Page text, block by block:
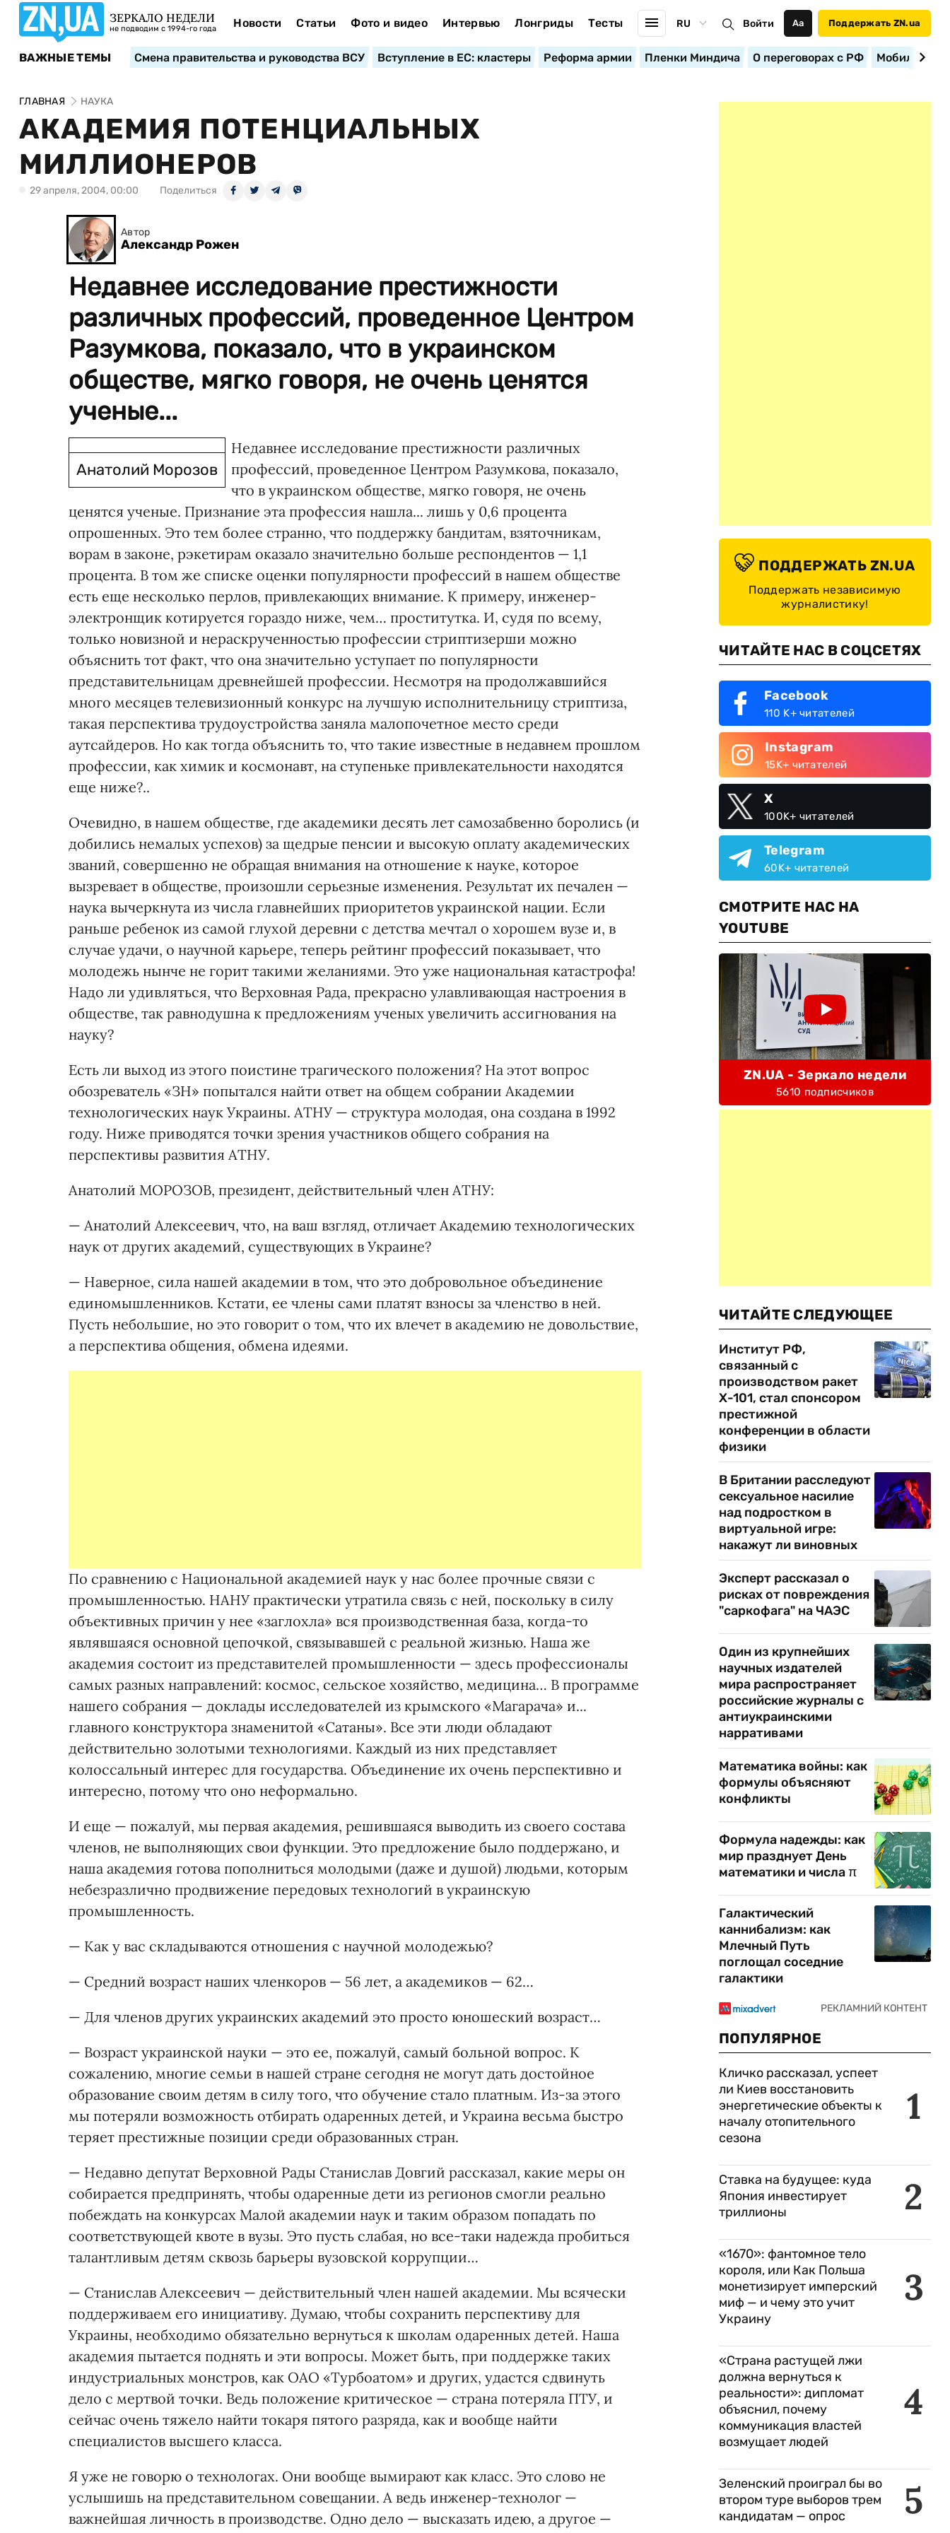
ЗЕРКАЛО НЕДЕЛИ
не подводим с 1994-го года Новости Статьи Фото и видео Интервью Лонгриды Тесты RU Войти Аа Поддержать ZN.ua
ВАЖНЫЕ ТЕМЫ Смена правительства и руководства ВСУ Вступление в ЕС: кластеры Реформа армии Пленки Миндича О переговорах с РФ
ГЛАВНАЯ НАУКА
АКАДЕМИЯ ПОТЕНЦИАЛЬНЫХ
МИЛЛИОНЕРОВ
29 апреля, 2004, 00:00 Поделиться
Автор
Александр Рожен
Недавнее исследование престижности
различных профессий, проведенное Центром
Разумкова, показало, что в украинском
обществе, мягко говоря, не очень ценятся
ученые...
Анатолий Морозов
Недавнее исследование престижности различных
профессий, проведенное Центром Разумкова, показало,
что в украинском обществе, мягко говоря, не очень
ценятся ученые. Признание эта профессия нашла... лишь у 0,6 процента
опрошенных. Это тем более странно, что поддержку бандитам, взяточникам,
ворам в законе, рэкетирам оказало значительно больше респондентов — 1,1
процента. В том же списке оценки популярности профессий в нашем обществе
есть еще несколько перлов, привлекающих внимание. К примеру, инженер-
электронщик котируется гораздо ниже, чем… проститутка. И, судя по всему,
только новизной и нераскрученностью профессии стриптизерши можно
объяснить тот факт, что она значительно уступает по популярности
представительницам древнейшей профессии. Несмотря на продолжавшийся
много месяцев телевизионный конкурс на лучшую исполнительницу стриптиза,
такая перспектива трудоустройства заняла малопочетное место среди
аутсайдеров. Но как тогда объяснить то, что такие известные в недавнем прошлом
профессии, как химик и космонавт, на ступеньке привлекательности находятся
еще ниже?..
Очевидно, в нашем обществе, где академики десять лет самозабвенно боролись (и
добились немалых успехов) за щедрые пенсии и высокую оплату академических
званий, совершенно не обращая внимания на отношение к науке, которое
вызревает в обществе, произошли серьезные изменения. Результат их печален —
наука вычеркнута из числа главнейших приоритетов украинской нации. Если
раньше ребенок из самой глухой деревни с детства мечтал о хорошем вузе и, в
случае удачи, о научной карьере, теперь рейтинг профессий показывает, что
молодежь нынче не горит такими желаниями. Это уже национальная катастрофа!
Надо ли удивляться, что Верховная Рада, прекрасно улавливающая настроения в
обществе, так равнодушна к предложениям ученых увеличить ассигнования на
науку?
Есть ли выход из этого поистине трагического положения? На этот вопрос
обозреватель «ЗН» попытался найти ответ на общем собрании Академии
технологических наук Украины. АТНУ — структура молодая, она создана в 1992
году. Ниже приводятся точки зрения участников общего собрания на
перспективы развития АТНУ.
Анатолий МОРОЗОВ, президент, действительный член АТНУ:
— Анатолий Алексеевич, что, на ваш взгляд, отличает Академию технологических
наук от других академий, существующих в Украине?
— Наверное, сила нашей академии в том, что это добровольное объединение
единомышленников. Кстати, ее члены сами платят взносы за членство в ней.
Пусть небольшие, но это говорит о том, что их влечет в академию не довольствие,
а перспектива общения, обмена идеями.
По сравнению с Национальной академией наук у нас более прочные связи с
промышленностью. НАНУ практически утратила связь с ней, поскольку в силу
объективных причин у нее «заглохла» вся производственная база, когда-то
являвшаяся основной цепочкой, связывавшей с реальной жизнью. Наша же
академия состоит из представителей промышленности — здесь профессионалы
самых разных направлений: космос, сельское хозяйство, медицина… В программе
нашего собрания — доклады исследователей из крымского «Магарача» и...
главного конструктора знаменитой «Сатаны». Все эти люди обладают
действительно золотыми технологиями. Каждый из них представляет
колоссальный интерес для государства. Объединение их очень перспективно и
интересно, потому что оно неформально.
И еще — пожалуй, мы первая академия, решившаяся выводить из своего состава
членов, не выполняющих свои функции. Это предложение было поддержано, и
наша академия готова пополниться молодыми (даже и душой) людьми, которым
небезразлично продвижение передовых технологий в украинскую
промышленность.
— Как у вас складываются отношения с научной молодежью?
— Средний возраст наших членкоров — 56 лет, а академиков — 62…
— Для членов других украинских академий это просто юношеский возраст…
— Возраст украинской науки — это ее, пожалуй, самый больной вопрос. К
сожалению, многие семьи в нашей стране сегодня не могут дать достойное
образование своим детям в силу того, что обучение стало платным. Из-за этого
мы потеряли возможность отбирать одаренных детей, и Украина весьма быстро
теряет престижные позиции среди образованных стран.
— Недавно депутат Верховной Рады Станислав Довгий рассказал, какие меры он
собирается предпринять, чтобы одаренные дети из регионов смогли реально
побеждать на конкурсах Малой академии наук и таким образом попадать по
соответствующей квоте в вузы. Это пусть слабая, но все-таки надежда пробиться
талантливым детям сквозь барьеры вузовской коррупции…
— Станислав Алексеевич — действительный член нашей академии. Мы всячески
поддерживаем его инициативу. Думаю, чтобы сохранить перспективу для
Украины, необходимо обязательно вернуться к школам одаренных детей. Наша
академия пытается поднять и эти вопросы. Может быть, при поддержке таких
индустриальных монстров, как ОАО «Турбоатом» и других, удастся сдвинуть
дело с мертвой точки. Ведь положение критическое — страна потеряла ПТУ, и
сейчас очень тяжело найти токаря пятого разряда, как и вообще найти
специалистов высшего класса.
Я уже не говорю о технологах. Они вообще вымирают как класс. Это слово не
услышишь на представительном совещании. А ведь инженер-технолог —
важнейшая личность в производстве. Одно дело — высказать идею, а другое —
ПОДДЕРЖАТЬ ZN.UA
Поддержать независимую
журналистику!
ЧИТАЙТЕ НАС В СОЦСЕТЯХ
Facebook
110 K+ читателей
Instagram
15K+ читателей
X
100K+ читателей
Telegram
60K+ читателей
СМОТРИТЕ НАС НА
YOUTUBE
ZN.UA - Зеркало недели
5610 подписчиков
ЧИТАЙТЕ СЛЕДУЮЩЕЕ
Институт РФ,
связанный с
производством ракет
Х-101, стал спонсором
престижной
конференции в области
физики
В Британии расследуют
сексуальное насилие
над подростком в
виртуальной игре:
накажут ли виновных
Эксперт рассказал о
рисках от повреждения
"саркофага" на ЧАЭС
Один из крупнейших
научных издателей
мира распространяет
российские журналы с
антиукраинскими
нарративами
Математика войны: как
формулы объясняют
конфликты
Формула надежды: как
мир празднует День
математики и числа π
Галактический
каннибализм: как
Млечный Путь
поглощал соседние
галактики
ПОПУЛЯРНОЕ
1
Кличко рассказал, успеет
ли Киев восстановить
энергетические объекты к
началу отопительного
сезона
2
Ставка на будущее: куда
Япония инвестирует
триллионы
3
«1670»: фантомное тело
короля, или Как Польша
монетизирует имперский
миф — и чему это учит
Украину
4
«Страна растущей лжи
должна вернуться к
реальности»: дипломат
объяснил, почему
коммуникация властей
возмущает людей
5
Зеленский проиграл бы во
втором туре выборов трем
кандидатам — опрос